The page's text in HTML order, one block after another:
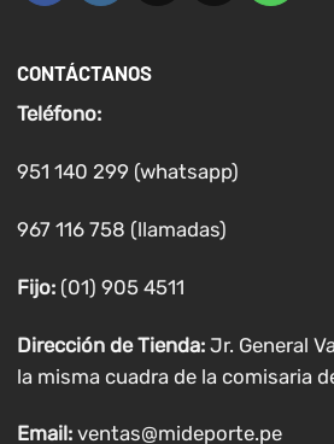
CONTÁCTANOS
Teléfono:
951 140 299 (whatsapp)
967 116 758 (llamadas)
Fijo:(01) 905 4511
Dirección de Tienda: Jr. General
la misma cuadra de la comisaria
Email: ventas@mideporte.pe